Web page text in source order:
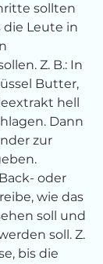
sollten
die Leute in
Z. B.: In
Butter,
hell
Dann
zur
oder
wie das
soll und
soll. Z.
bis die